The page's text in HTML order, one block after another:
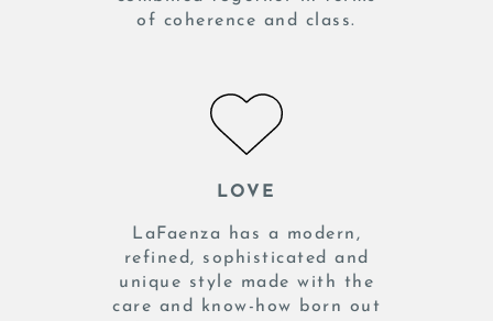
of coherence and class.
LOVE
LaFaenza has a modern,
refined, sophisticated and
unique style made with the
care and know-how born out